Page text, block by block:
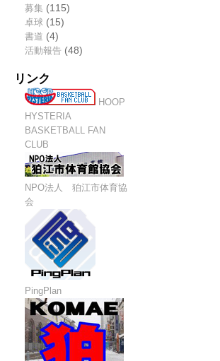
募集 (115)
卓球 (15)
書道 (4)
活動報告(48)
リンク
HOOP
HYSTERIA
BASKETBALL FAN
CLUB
NPO法人 狛江市体育協
会
PingPlan